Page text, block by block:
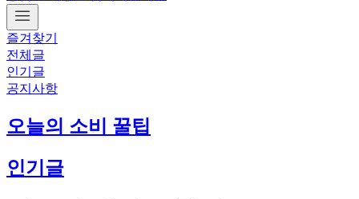
즐겨찾기
전체글
인기글
공지사항
오늘의 소비 꿀팁
인기글